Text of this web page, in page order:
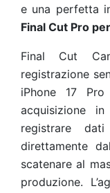
e una perfetta
Final Cut Pro
Final Cut
registrazione
iPhone 17
acquisizione in
registrare
direttamente
scatenare al
produzione.